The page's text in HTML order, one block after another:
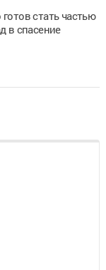
стать частью
в спасение